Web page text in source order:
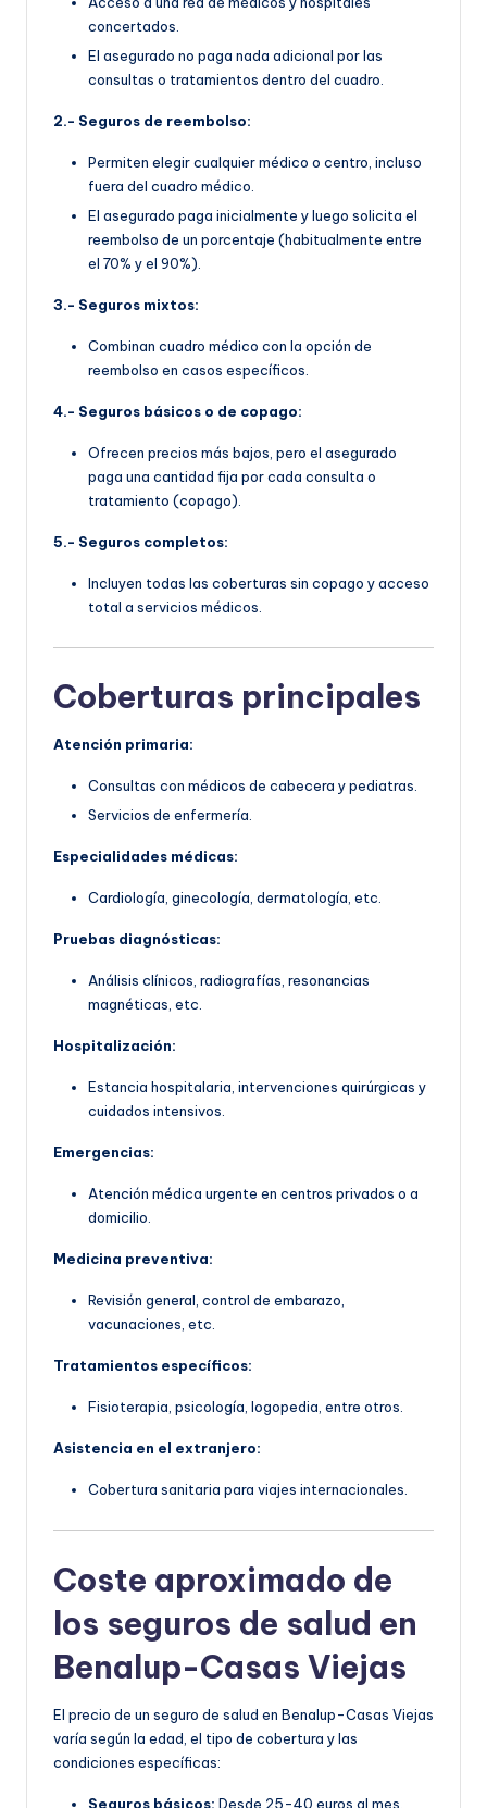
concertados.
El asegurado no paga nada adicional por las
consultas o tratamientos dentro del cuadro.
2.- Seguros de reembolso:
Permiten elegir cualquier médico o centro, incluso
fuera del cuadro médico.
El asegurado paga inicialmente y luego solicita el
reembolso de un porcentaje (habitualmente entre
el 70% y el 90%).
3.- Seguros mixtos:
Combinan cuadro médico con la opción de
reembolso en casos específicos.
4.- Seguros básicos o de copago:
Ofrecen precios más bajos, pero el asegurado
paga una cantidad fija por cada consulta o
tratamiento (copago).
5.- Seguros completos:
Incluyen todas las coberturas sin copago y acceso
total a servicios médicos.
Coberturas principales
Atención primaria:
Consultas con médicos de cabecera y pediatras.
Servicios de enfermería.
Especialidades médicas:
Cardiología, ginecología, dermatología, etc.
Pruebas diagnósticas:
Análisis clínicos, radiografías, resonancias
magnéticas, etc.
Hospitalización:
Estancia hospitalaria, intervenciones quirúrgicas y
cuidados intensivos.
Emergencias:
Atención médica urgente en centros privados o a
domicilio.
Medicina preventiva:
Revisión general, control de embarazo,
vacunaciones, etc.
Tratamientos específicos:
Fisioterapia, psicología, logopedia, entre otros.
Asistencia en el extranjero:
Cobertura sanitaria para viajes internacionales.
Coste aproximado de
los seguros de salud en
Benalup-Casas Viejas
El precio de un seguro de salud en Benalup-Casas Viejas
varía según la edad, el tipo de cobertura y las
condiciones específicas:
Seguros básicos: Desde 25-40 euros al mes.